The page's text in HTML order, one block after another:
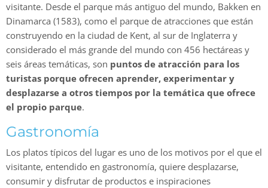
visitante. Desde el parque más antiguo del mundo, Bakken en
Dinamarca (1583), como el parque de atracciones que están
construyendo en la ciudad de Kent, al sur de Inglaterra y
considerado el más grande del mundo con 456 hectáreas y
seis áreas temáticas, son puntos de atracción para los
turistas porque ofrecen aprender, experimentar y
desplazarse a otros tiempos por la temática que ofrece
el propio parque.
Gastronomía
Los platos típicos del lugar es uno de los motivos por el que el
visitante, entendido en gastronomía, quiere desplazarse,
consumir y disfrutar de productos e inspiraciones